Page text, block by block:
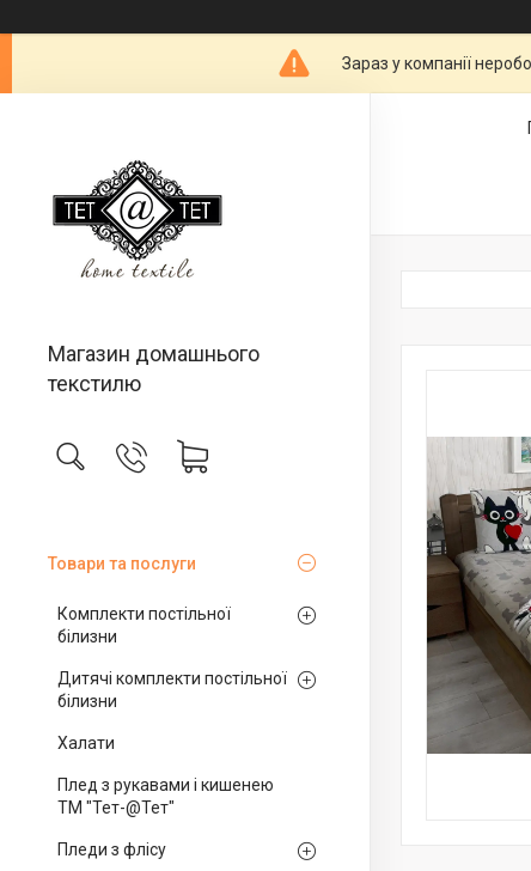
Зараз у компанії
Магазин домашнього
текстилю
Товари та послуги
Комплекти постільної
білизни
Дитячі комплекти постільної
білизни
Халати
Плед з рукавами і кишенею
ТМ "Тет-@Тет"
Пледи з флісу